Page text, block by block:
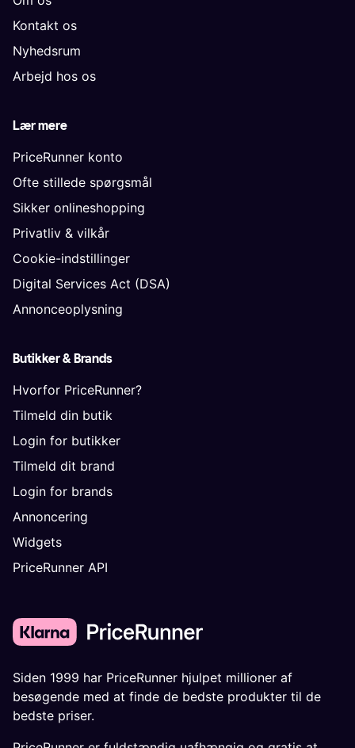
Kontakt os
Nyhedsrum
Arbejd hos os
Lær mere
PriceRunner konto
Ofte stillede spørgsmål
Sikker onlineshopping
Privatliv & vilkår
Cookie-indstillinger
Digital Services Act (DSA)
Annonceoplysning
Butikker & Brands
Hvorfor PriceRunner?
Tilmeld din butik
Login for butikker
Tilmeld dit brand
Login for brands
Annoncering
Widgets
PriceRunner API
Siden 1999 har PriceRunner hjulpet millioner af
besøgende med at finde de bedste produkter til de
bedste priser.